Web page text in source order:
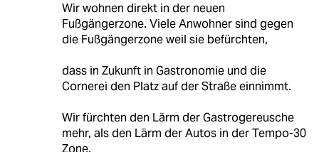
Wir wohnen direkt in der neuen
Fußgängerzone. Viele Anwohner sind gegen
die Fußgängerzone weil sie befürchten,
dass in Zukunft in Gastronomie und die
Cornerei den Platz auf der Straße einnimmt.
Wir fürchten den Lärm der Gastrogereusche
mehr, als den Lärm der Autos in der Tempo-30